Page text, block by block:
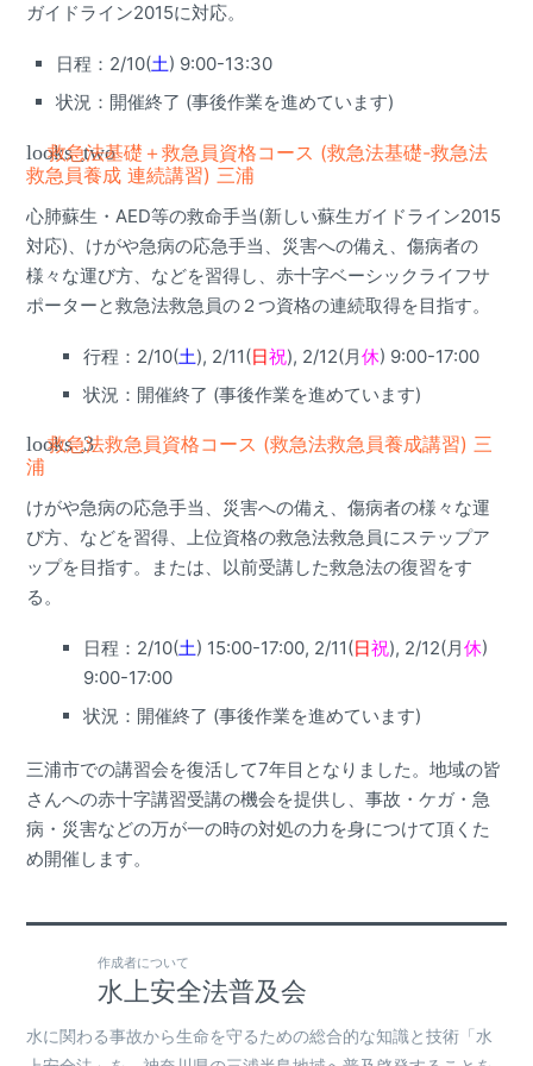
ガイドライン2015に対応。
日程：2/10(土) 9:00-13:30
状況：開催終了 (事後作業を進めています)
looks_two
救急法基礎＋救急員資格コース (救急法基礎-救急法
救急員養成 連続講習) 三浦
心肺蘇生・AED等の救命手当(新しい蘇生ガイドライン2015
対応)、けがや急病の応急手当、災害への備え、傷病者の
様々な運び方、などを習得し、赤十字ベーシックライフサ
ポーターと救急法救急員の２つ資格の連続取得を目指す。
行程：2/10(土), 2/11(日祝), 2/12(月休) 9:00-17:00
状況：開催終了 (事後作業を進めています)
looks_3
救急法救急員資格コース (救急法救急員養成講習) 三
浦
けがや急病の応急手当、災害への備え、傷病者の様々な運
び方、などを習得、上位資格の救急法救急員にステップア
ップを目指す。または、以前受講した救急法の復習をす
る。
日程：2/10(土) 15:00-17:00, 2/11(日祝), 2/12(月休)
9:00-17:00
状況：開催終了 (事後作業を進めています)
三浦市での講習会を復活して7年目となりました。地域の皆
さんへの赤十字講習受講の機会を提供し、事故・ケガ・急
病・災害などの万が一の時の対処の力を身につけて頂くた
め開催します。
作成者について
水上安全法普及会
水に関わる事故から生命を守るための総合的な知識と技術「水